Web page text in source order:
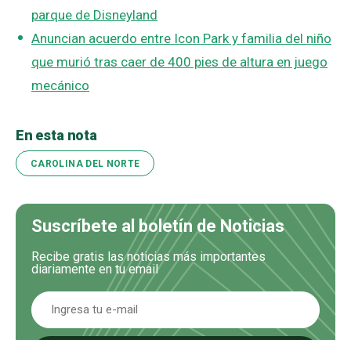
parque de Disneyland
Anuncian acuerdo entre Icon Park y familia del niño
que murió tras caer de 400 pies de altura en juego
mecánico
En esta nota
CAROLINA DEL NORTE
Suscríbete al boletín de Noticias
Recibe gratis las noticias más importantes
diariamente en tu email